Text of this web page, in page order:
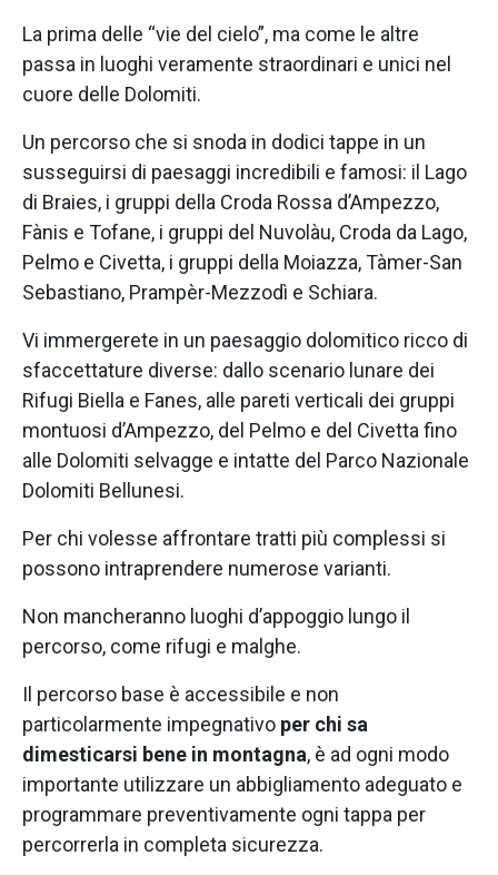
La prima delle “vie del cielo”, ma come le altre
passa in luoghi veramente straordinari e unici nel
cuore delle Dolomiti.
Un percorso che si snoda in dodici tappe in un
susseguirsi di paesaggi incredibili e famosi: il Lago
di Braies, i gruppi della Croda Rossa d’Ampezzo,
Fànis e Tofane, i gruppi del Nuvolàu, Croda da Lago,
Pelmo e Civetta, i gruppi della Moiazza, Tàmer-San
Sebastiano, Prampèr-Mezzodì e Schiara.
Vi immergerete in un paesaggio dolomitico ricco di
sfaccettature diverse: dallo scenario lunare dei
Rifugi Biella e Fanes, alle pareti verticali dei gruppi
montuosi d’Ampezzo, del Pelmo e del Civetta fino
alle Dolomiti selvagge e intatte del Parco Nazionale
Dolomiti Bellunesi.
Per chi volesse affrontare tratti più complessi si
possono intraprendere numerose varianti.
Non mancheranno luoghi d’appoggio lungo il
percorso, come rifugi e malghe.
Il percorso base è accessibile e non
particolarmente impegnativo per chi sa
dimesticarsi bene in montagna, è ad ogni modo
importante utilizzare un abbigliamento adeguato e
programmare preventivamente ogni tappa per
percorrerla in completa sicurezza.